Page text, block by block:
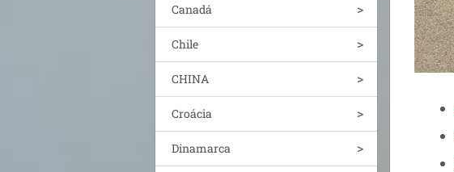
Canadá
Chile
CHINA
Croácia
Dinamarca